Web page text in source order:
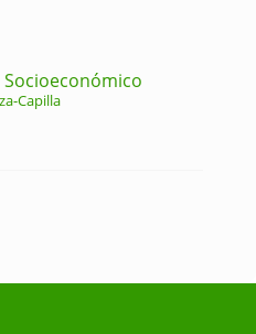
Capilla